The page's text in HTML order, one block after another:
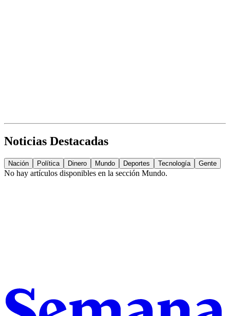
Noticias Destacadas
Nación Política Dinero Mundo Deportes Tecnología Gente
No hay artículos disponibles en la sección Mundo.